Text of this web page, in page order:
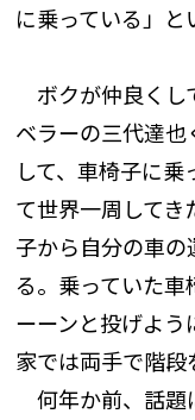
に乗っている」と
ボクが仲良くし
ベラーの三代達
して、車椅子に
て世界一周してき
子から自分の車
る。乗っていた
ーーンと投げよ
家では両手で階段
何年か前、話題